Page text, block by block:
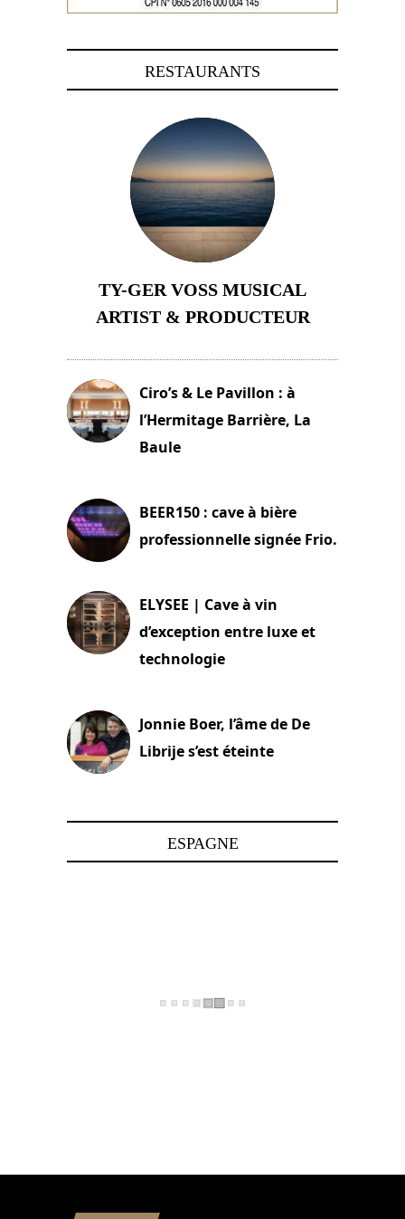
RESTAURANTS
TY-GER VOSS MUSICAL
ARTIST & PRODUCTEUR
Ciro’s & Le Pavillon : à
l’Hermitage Barrière, La
Baule
BEER150 : cave à bière
professionnelle signée Frio.
ELYSEE | Cave à vin
d’exception entre luxe et
technologie
Jonnie Boer, l’âme de De
Librije s’est éteinte
ESPAGNE